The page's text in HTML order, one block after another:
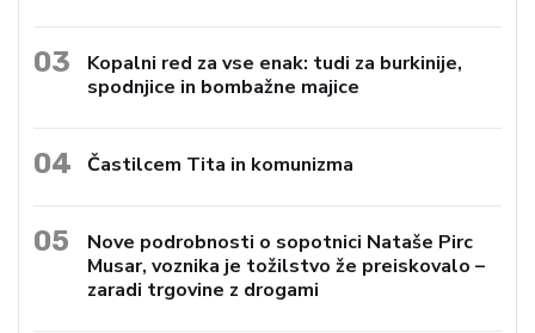
03
Kopalni red za vse enak: tudi za burkinije,
spodnjice in bombažne majice
04 Častilcem Tita in komunizma
05
Nove podrobnosti o sopotnici Nataše Pirc
Musar, voznika je tožilstvo že preiskovalo –
zaradi trgovine z drogami